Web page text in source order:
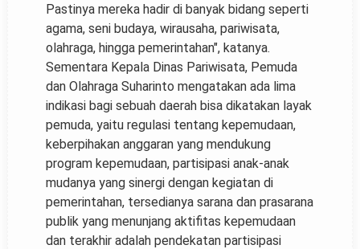
Pastinya mereka hadir di banyak bidang seperti
agama, seni budaya, wirausaha, pariwisata,
olahraga, hingga pemerintahan", katanya.
Sementara Kepala Dinas Pariwisata, Pemuda
dan Olahraga Suharinto mengatakan ada lima
indikasi bagi sebuah daerah bisa dikatakan layak
pemuda, yaitu regulasi tentang kepemudaan,
keberpihakan anggaran yang mendukung
program kepemudaan, partisipasi anak-anak
mudanya yang sinergi dengan kegiatan di
pemerintahan, tersedianya sarana dan prasarana
publik yang menunjang aktifitas kepemudaan
dan terakhir adalah pendekatan partisipasi